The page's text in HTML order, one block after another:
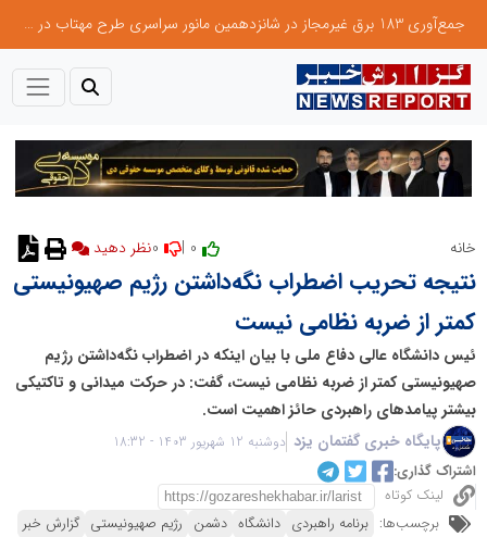
جمع‌آوری 183 برق غیرمجاز در شانزدهمین مانور سراسری طرح مهتاب در استان تهران
خانه نظر دهید
نتیجه تحریب اضطراب نگه‌داشتن رژیم صهیونیستی
کمتر از ضربه نظامی نیست
ئیس دانشگاه عالی دفاع ملی با بیان اینکه در اضطراب نگه‌داشتن رژیم
صهیونیستی کمتر از ضربه نظامی نیست، گفت: در حرکت میدانی و تاکتیکی
بیشتر پیامد‌های راهبردی حائز اهمیت است.
پایگاه خبری گفتمان یزد دوشنبه 12 شهریور 1403 - 18:32
اشتراک گذاری:
لینک کوتاه
برچسب‌ها: برنامه راهبردی دانشگاه دشمن رژیم صهیونیستی گزارش خبر